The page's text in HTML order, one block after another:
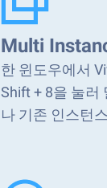
Multi
한 윈도우에서
Shift + 8을 눌러
나 기존 인스턴